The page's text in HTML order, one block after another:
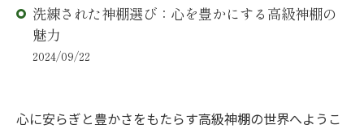
洗練された神棚選び：心を豊かにする高級神棚の
魅力
2024/09/22
心に安らぎと豊かさをもたらす高級神棚の世界へようこ